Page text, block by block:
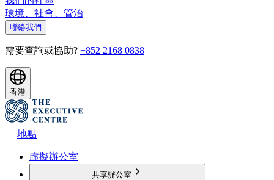
環境、社會、管治
聯絡我們
需要查詢或協助? +852 2168 0838
香港
地點
虛擬辦公室
共享辦公室